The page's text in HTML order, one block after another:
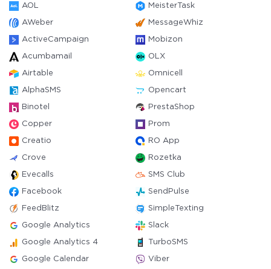
AOL MeisterTask
AWeber MessageWhiz
ActiveCampaign Mobizon
Acumbamail OLX
Airtable Omnicell
AlphaSMS Opencart
Binotel PrestaShop
Copper Prom
Creatio RO App
Crove Rozetka
Evecalls SMS Club
Facebook SendPulse
FeedBlitz SimpleTexting
Google Analytics Slack
Google Analytics 4 TurboSMS
Google Calendar Viber